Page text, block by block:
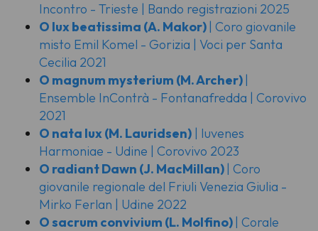
Incontro - Trieste | Bando registrazioni 2025
O lux beatissima (A. Makor) | Coro giovanile
misto Emil Komel - Gorizia | Voci per Santa
Cecilia 2021
O magnum mysterium (M. Archer) |
Ensemble InContrà - Fontanafredda | Corovivo
2021
O nata lux(M. Lauridsen) | Iuvenes
Harmoniae - Udine | Corovivo 2023
O radiant Dawn (J. MacMillan) | Coro
giovanile regionale del Friuli Venezia Giulia -
Mirko Ferlan | Udine 2022
O sacrum convivium (L. Molfino) | Corale